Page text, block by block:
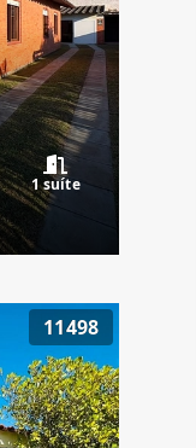
1 suíte
11498